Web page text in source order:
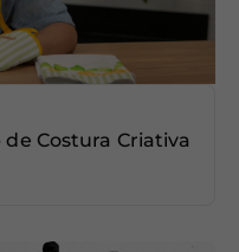
Costura Criativa